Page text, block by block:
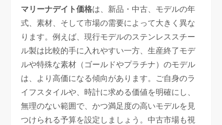
マリーナデイト価格は、新品・中古、モデルの年
式、素材、そして市場の需要によって大きく異な
ります。例えば、現行モデルのステンレススチー
ル製は比較的手に入れやすい一方、生産終了モデ
ルや特殊な素材（ゴールドやプラチナ）のモデル
は、より高価になる傾向があります。ご自身のラ
イフスタイルや、時計に求める価値を明確にし、
無理のない範囲で、かつ満足度の高いモデルを見
つけられる予算を設定しましょう。中古市場も視